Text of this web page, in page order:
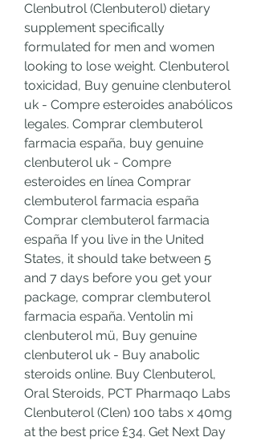
Clenbutrol (Clenbuterol) dietary
supplement specifically
formulated for men and women
looking to lose weight. Clenbuterol
toxicidad, Buy genuine clenbuterol
uk - Compre esteroides anabólicos
legales. Comprar clembuterol
farmacia españa, buy genuine
clenbuterol uk - Compre
esteroides en línea Comprar
clembuterol farmacia españa
Comprar clembuterol farmacia
españa If you live in the United
States, it should take between 5
and 7 days before you get your
package, comprar clembuterol
farmacia españa. Ventolin mi
clenbuterol mü, Buy genuine
clenbuterol uk - Buy anabolic
steroids online. Buy Clenbuterol,
Oral Steroids, PCT Pharmaqo Labs
Clenbuterol (Clen) 100 tabs x 40mg
at the best price £34. Get Next Day